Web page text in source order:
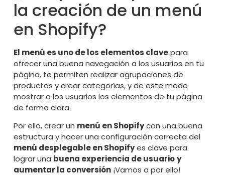
la creación de un menú
en Shopify?
El menú es uno de los elementos clavepara
ofrecer una buena navegación a los usuarios en tu
página, te permiten realizar agrupaciones de
productos y crear categorías, y de este modo
mostrar a los usuarios los elementos de tu página
de forma clara.
Por ello, crear un menú en Shopifycon una buena
estructura y hacer una configuración correcta del
menú desplegable en Shopifyes clave para
lograr una buena experiencia de usuarioy
aumentar la conversión¡Vamos a por ello!